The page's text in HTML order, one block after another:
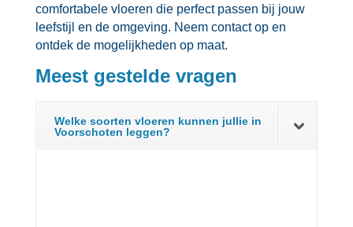
comfortabele vloeren die perfect passen bij jouw
leefstijl en de omgeving.​ Neem contact op en
ontdek de mogelijkheden op maat.​
Meest gestelde vragen
Welke soorten vloeren kunnen jullie in
Voorschoten leggen?